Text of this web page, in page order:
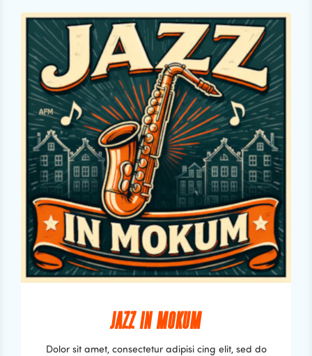
JAZZ IN MOKUM
Dolor sit amet, consectetur adipisi cing elit, sed do